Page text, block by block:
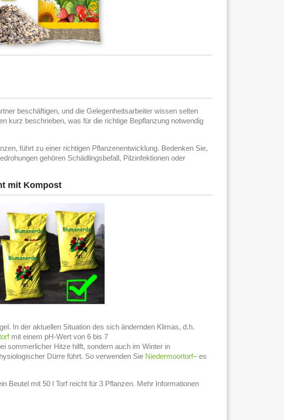
beschäftigen, und die Gelegenheitsarbeiter wissen selten
kurz beschrieben, was für die richtige Bepflanzung notwendig
führt zu einer richtigen Pflanzenentwicklung. Bedenken Sie,
gehören Schädlingsbefall, Pilzinfektionen oder
mit Kompost
In der aktuellen Situation des sich ändernden Klimas, d.h.
mit einem pH-Wert von 6 bis 7
sommerlicher Hitze hilft, sondern auch im Winter in
Dürre führt. So verwenden Sie Niedermoortorf– es
Beutel mit 50 l Torf reicht für 3 Pflanzen. Mehr Informationen